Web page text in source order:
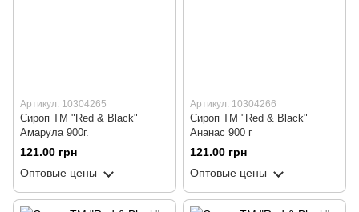
Артикул: 10304265
Сироп ТМ "Red & Black"
Амарула 900г.
121.00 грн
Оптовые цены
Артикул: 10304266
Сироп ТМ "Red & Black"
Ананас 900 г
121.00 грн
Оптовые цены